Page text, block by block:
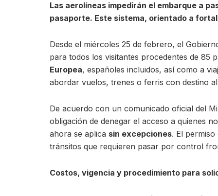
Las aerolíneas impedirán el embarque a
pasaporte. Este sistema, orientado a
Desde el miércoles 25 de febrero, el
para todos los visitantes procedentes de 85
Europea, españoles incluidos, así como a
abordar vuelos, trenes o ferris con destino
De acuerdo con un comunicado oficial del
obligación de denegar el acceso a quienes
ahora se aplica sin excepciones. El
tránsitos que requieren pasar por control
Costos, vigencia y procedimiento para